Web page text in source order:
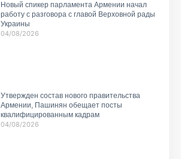
Новый спикер парламента Армении начал
работу с разговора с главой Верховной рады
Украины
04/08/2026
Утвержден состав нового правительства
Армении, Пашинян обещает посты
квалифицированным кадрам
04/08/2026